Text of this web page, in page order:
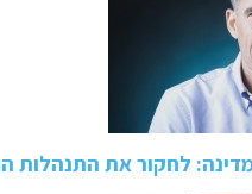
לחקור את התנהלות